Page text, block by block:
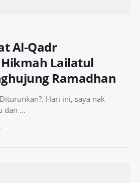
Al-Qadr
Lailatul
Ramadhan
Hari ini, saya nak
dan …